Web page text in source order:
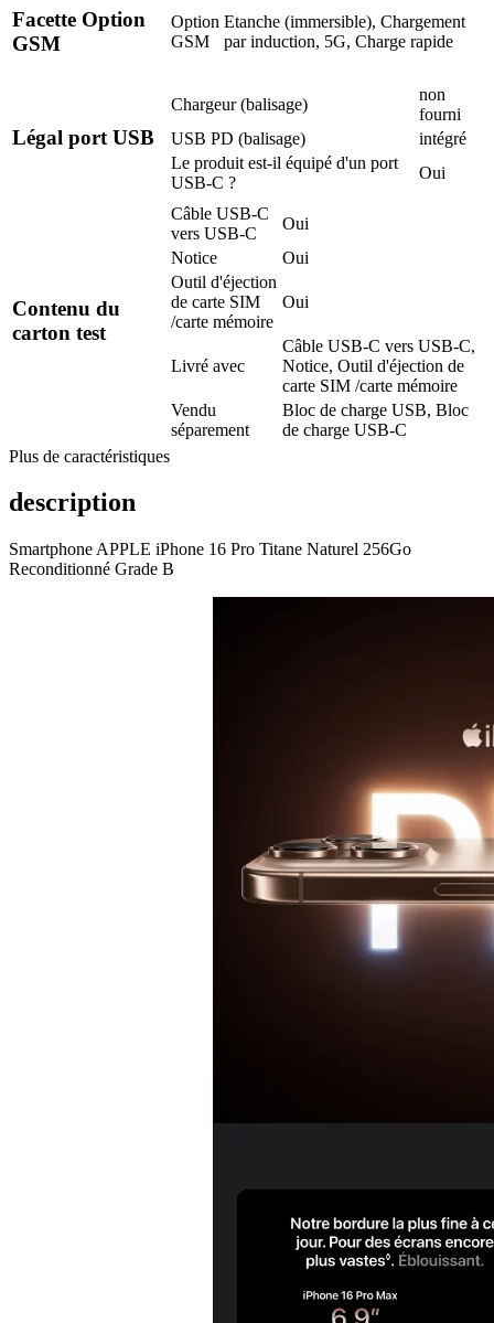
Facette Option
GSM
Option
GSM
Etanche (immersible), Chargement
par induction, 5G, Charge rapide
Légal port USB
Chargeur (balisage)
non
fourni
USB PD (balisage)
intégré
Le produit est-il équipé d'un port
USB-C ?
Oui
Contenu du
carton test
Câble USB-C
vers USB-C
Oui
Notice
Oui
Outil d'éjection
de carte SIM
/carte mémoire
Oui
Livré avec
Câble USB-C vers USB-C,
Notice, Outil d'éjection de
carte SIM /carte mémoire
Vendu
séparement
Bloc de charge USB, Bloc
de charge USB-C
Plus de caractéristiques
description
Smartphone APPLE iPhone 16 Pro Titane Naturel 256Go
Reconditionné Grade B